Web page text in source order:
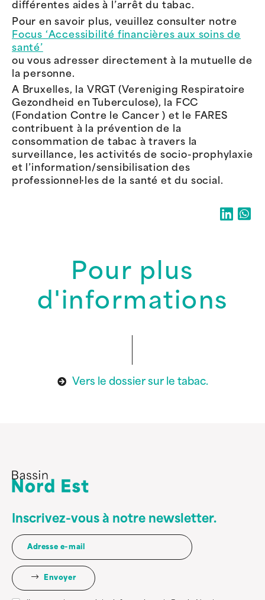
différentes aides à l’arrêt du tabac.
Pour en savoir plus, veuillez consulter notre
Focus ‘Accessibilité financières aux soins de
santé’
ou vous adresser directement à la mutuelle de
la personne.
A Bruxelles, la VRGT (Vereniging Respiratoire
Gezondheid en Tuberculose), la FCC
(Fondation Contre le Cancer ) et le FARES
contribuent à la prévention de la
consommation de tabac à travers la
surveillance, les activités de socio-prophylaxie
et l’information/sensibilisation des
professionnel·les de la santé et du social.
Pour plus
d'informations
Vers le dossier sur le tabac.
Inscrivez-vous à notre newsletter.
Envoyer